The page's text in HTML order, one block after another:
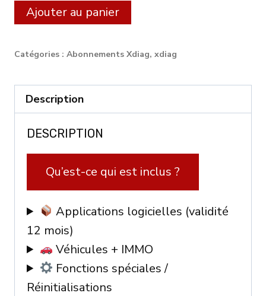
quantité
de
XDIAG:
month
licence
CARS
IMMO
Ajouter au panier
Catégories : Abonnements Xdiag, xdiag
Description
DESCRIPTION
Qu’est-ce qui est inclus ?
Applications logicielles (validité
12 mois)
Véhicules + IMMO
Fonctions spéciales /
Réinitialisations